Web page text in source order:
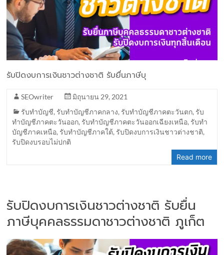
รับปิดงบการเงินชาวต่างชาติ รับยื่นภาษีบุ
SEOwriter
มิถุนายน 29, 2021
รับทำบัญชี, รับทำบัญชีภาคกลาง, รับทำบัญชีภาคตะวันตก, รับ
ทำบัญชีภาคตะวันออก, รับทำบัญชีภาคตะวันออกเฉียงเหนือ, รับทำ
บัญชีภาคเหนือ, รับทำบัญชีภาคใต้, รับปิดงบการเงินชาวต่างชาติ,
รับปิดงบรอบไม่ปกติ
Read more
รับปิดงบการเงินชาวต่างชาติ รับยื่น
ภาษีบุคคลธรรมดาชาวต่างชาติ ภูเก็ต